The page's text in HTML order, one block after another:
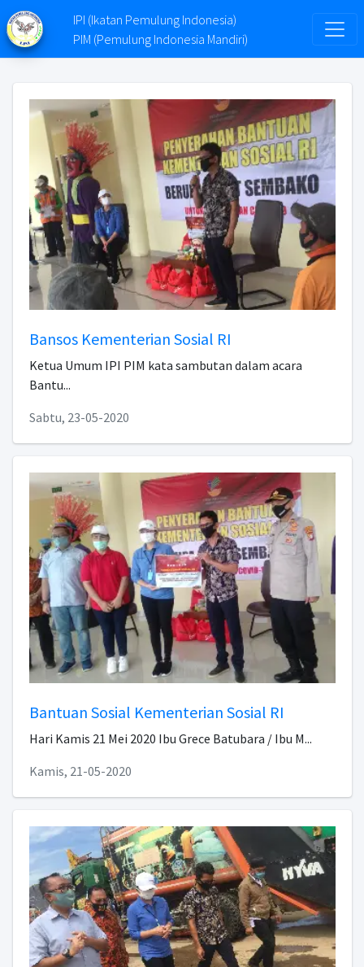
IPI (Ikatan Pemulung Indonesia)
PIM (Pemulung Indonesia Mandiri)
Bansos Kementerian Sosial RI
Ketua Umum IPI PIM kata sambutan dalam acara
Bantu...
Sabtu, 23-05-2020
Bantuan Sosial Kementerian Sosial RI
Hari Kamis 21 Mei 2020 Ibu Grece Batubara / Ibu M...
Kamis, 21-05-2020